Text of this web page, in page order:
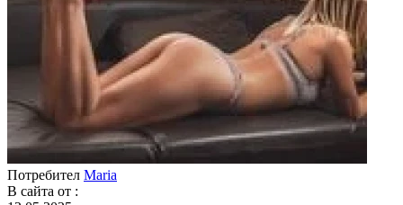
Потребител Maria
В сайта от :